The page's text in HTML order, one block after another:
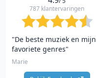
787 klantervaringen
"De beste muziek en mijn
favoriete genres"
Marie